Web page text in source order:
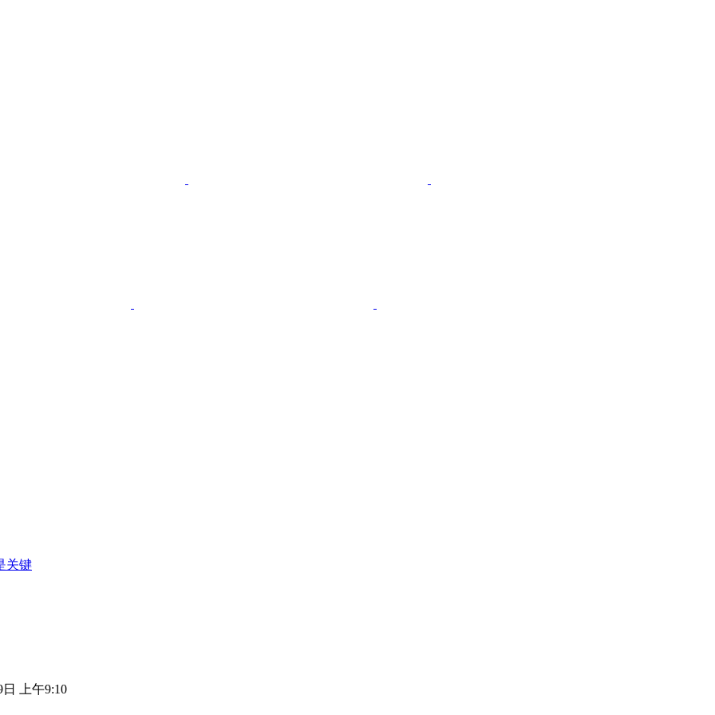
关键
日 上午9:10